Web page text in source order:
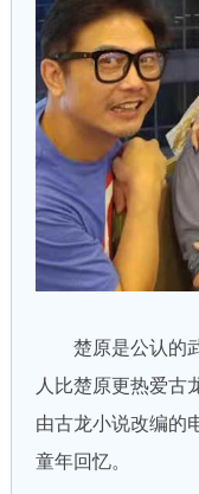
楚原是公认的武
人比楚原更热爱古
由古龙小说改编的
童年回忆。